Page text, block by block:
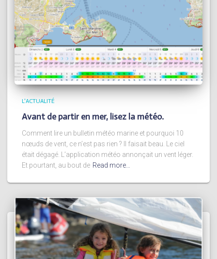
L'ACTUALITÉ
Avant de partir en mer, lisez la météo.
Comment lire un bulletin météo marine et pourquoi 10
nœuds de vent, ce n’est pas rien ? Il faisait beau. Le ciel
était dégagé. L’application météo annonçait un vent léger.
Et pourtant, au bout de Read more…